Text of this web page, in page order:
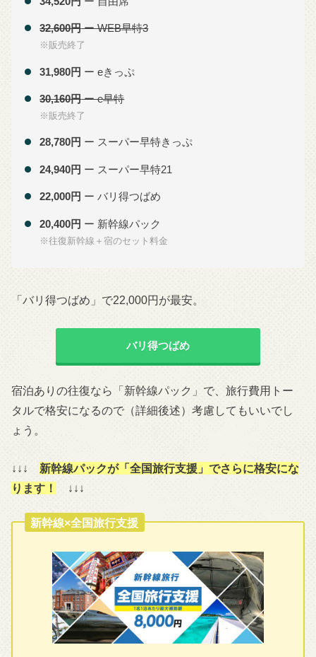
32,600円ー WEB早特3
※販売終了
31,980円 ー eきっぷ
30,160円ー e早特
※販売終了
28,780円 ー スーパー早特きっぷ
24,940円 ー スーパー早特21
22,000円 ー バリ得つばめ
20,400円 ー 新幹線パック
※往復新幹線＋宿のセット料金
「バリ得つばめ」で22,000円が最安。
バリ得つばめ
宿泊ありの往復なら「新幹線パック」で、旅行費用トー
タルで格安になるので（詳細後述）考慮してもいいでし
ょう。
↓↓↓ 新幹線パックが「全国旅行支援」でさらに格安にな
ります！
↓↓↓
新幹線×全国旅行支援